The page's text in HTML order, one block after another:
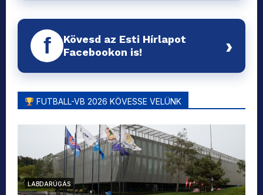
f
Kövesd az Esti Hírlapot
Facebookon is!
›
FUTBALL-VB 2026 KÖVESSE VELÜNK
LABDARÚGÁS